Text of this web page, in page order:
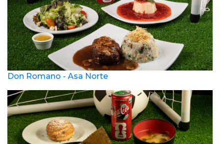
Don Romano - Asa Norte